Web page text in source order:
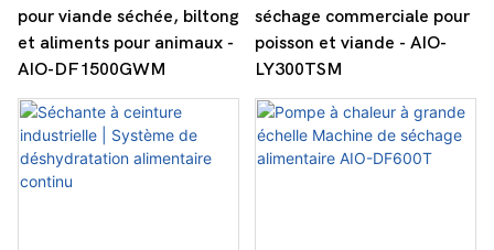
pour viande séchée, biltong
et aliments pour animaux -
AIO-DF1500GWM
séchage commerciale pour
poisson et viande - AIO-
LY300TSM